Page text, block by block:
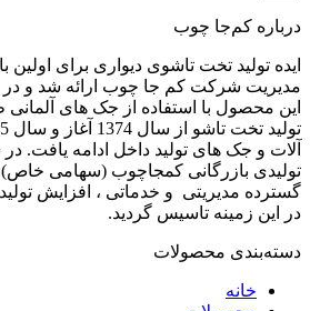
درباره کم‌جا چوب
ایده تولید تخت تاشوی دیواری برای اولین
این محصول با استفاده از جک های آلمانی
تولیدی بازرگانی کمجاچوب (سهامی
گسترده مدیریتی و خدماتی ، افزایش
در این زمینه تاسیس گردید.
دسته‌بندی محصولات
خانه